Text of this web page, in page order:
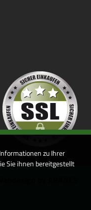
zu Ihrer
Sie ihnen bereitgestellt